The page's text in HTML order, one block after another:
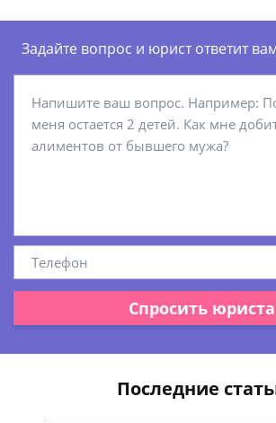
Задайте вопрос и юрист ответит
Спросить юриста
Последние